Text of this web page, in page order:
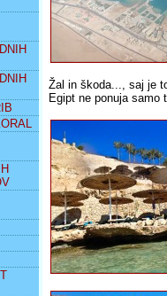
Žal in škoda..., saj je
Egipt ne ponuja samo